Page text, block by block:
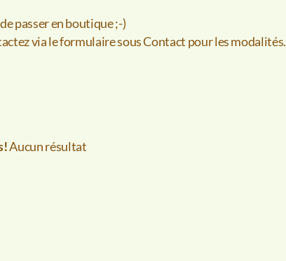
passer en boutique ;-)
via le formulaire sous Contact pour les modalités.
Aucun résultat